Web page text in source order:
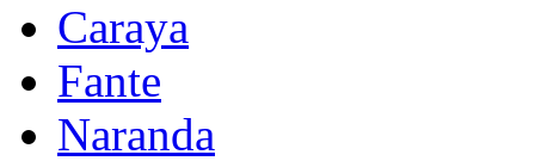
Caraya
Fante
Naranda